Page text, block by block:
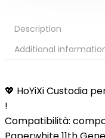
Description
Additional
💖 HoYiXi Custodia
!
Compatibilità: